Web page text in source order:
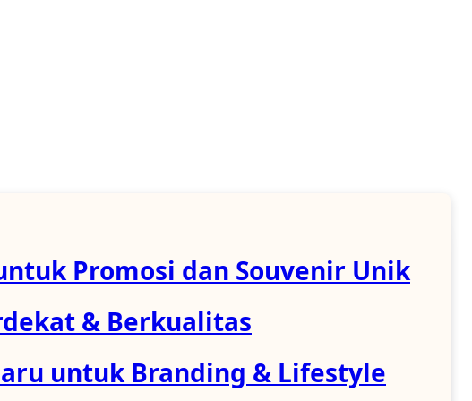
Promosi dan Souvenir Unik
& Berkualitas
untuk Branding & Lifestyle